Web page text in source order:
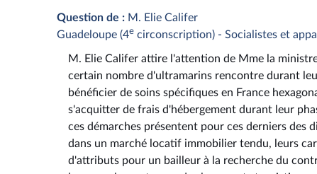
Question de : M. Elie Califer
Guadeloupe (4e circonscription) - Socialistes et
M. Elie Califer attire l'attention de Mme la
certain nombre d'ultramarins rencontre durant
bénéficier de soins spécifiques en France
s'acquitter de frais d'hébergement durant leur
ces démarches présentent pour ces derniers des
dans un marché locatif immobilier tendu, leurs
d'attributs pour un bailleur à la recherche du